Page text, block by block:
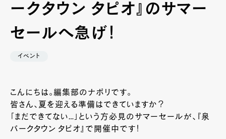
ークタウン タピオ』のサマー
セールへ急げ！
イベント
こんにちは。編集部のナポリです。
皆さん、夏を迎える準備はできていますか？
「まだできてない…」という方必見のサマーセールが、『泉
パークタウン タピオ』で開催中です！